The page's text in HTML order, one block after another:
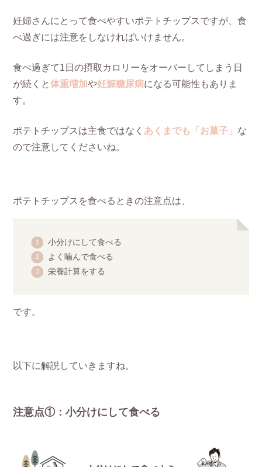
妊婦さんにとって食べやすいポテトチップスですが、食
べ過ぎには注意をしなければいけません。
食べ過ぎて1日の摂取カロリーをオーバーしてしまう日
が続くと体重増加や妊娠糖尿病になる可能性もありま
す。
ポテトチップスは主食ではなく あくまでも「お菓子」 な
ので注意してくださいね。
ポテトチップスを食べるときの注意点は、
小分けにして食べる
よく噛んで食べる
栄養計算をする
です。
以下に解説していきますね。
注意点①：小分けにして食べる